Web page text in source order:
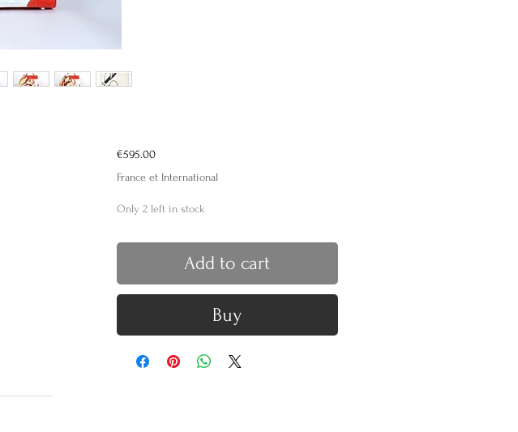
€595.00Price
France et International
Only 2 left in stock
Add to cart
Buy